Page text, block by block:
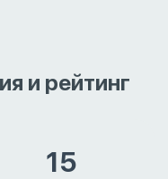
и рейтинг
15